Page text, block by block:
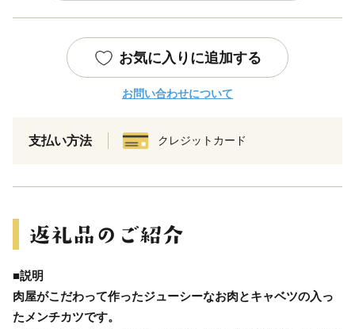
お気に入りに追加する
お問い合わせについて
支払い方法 クレジットカード
■説明
肉屋がこだわって作ったジューシーなお肉とキャベツの入っ
たメンチカツです。